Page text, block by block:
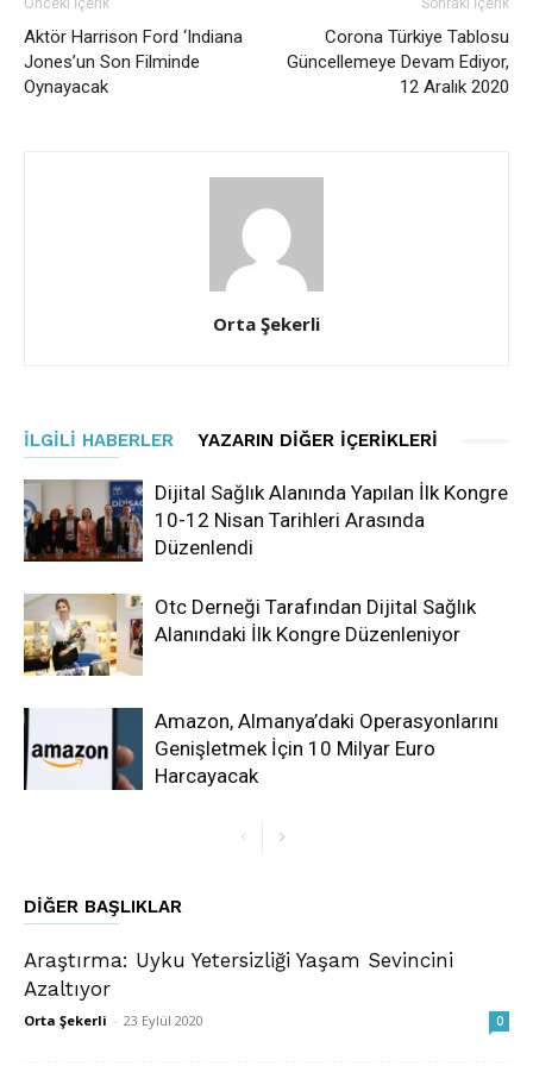
Önceki İçerik
Aktör Harrison Ford ‘Indiana
Jones’un Son Filminde
Oynayacak
Sonraki İçerik
Corona Türkiye Tablosu
Güncellemeye Devam Ediyor,
12 Aralık 2020
Orta Şekerli
İLGILI HABERLER YAZARIN DIĞER İÇERIKLERI
Dijital Sağlık Alanında Yapılan İlk Kongre
10-12 Nisan Tarihleri Arasında
Düzenlendi
Otc Derneği Tarafından Dijital Sağlık
Alanındaki İlk Kongre Düzenleniyor
Amazon, Almanya’daki Operasyonlarını
Genişletmek İçin 10 Milyar Euro
Harcayacak
DIĞER BAŞLIKLAR
Araştırma: Uyku Yetersizliği Yaşam Sevincini
Azaltıyor
Orta Şekerli - 23 Eylül 2020 0